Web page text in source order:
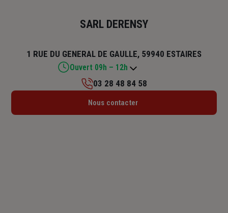
SARL DERENSY
1 RUE DU GENERAL DE GAULLE, 59940 ESTAIRES
Ouvert 09h – 12h
Lundi : 09h – 12h / 14h – 18h
03 28 48 84 58
Nous contacter